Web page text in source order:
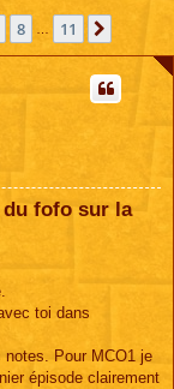
8 11
du fofo sur la
toi dans
Pour MCO1 je
épisode clairement